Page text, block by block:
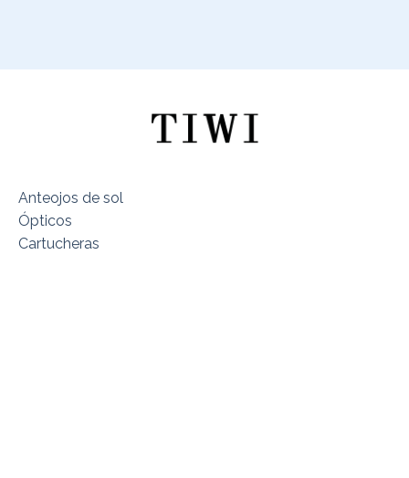
Anteojos de sol
Ópticos
Cartucheras